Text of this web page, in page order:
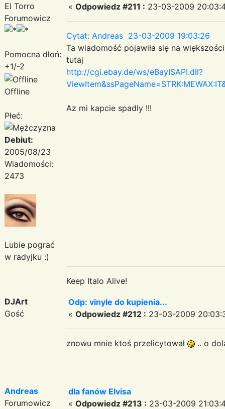
El Torro
Forumowicz
Pomocna dłoń:
+1/-2
Offline
Płeć:
Debiut:
2005/08/23
Wiadomości:
2473
Lubie pograć
w radyjku :)
« Odpowiedz #211 : 23-03-2009
Cytat: Andreas 23-03-2009 19:03:26
Ta wiadomość pojawiła się na
tutaj
http://cgi.ebay.de/ws/eBayISAPI.dll?
Az mi kapcie spadly !!!
Keep Italo Alive!
DJArt
Gość
Odp: vinyle do kupienia...
« Odpowiedz #212 : 23-03-2009
znowu mnie ktoś przelicytował .. o
Andreas
Forumowicz
dla fanów Elvisa
« Odpowiedz #213 : 23-03-2009